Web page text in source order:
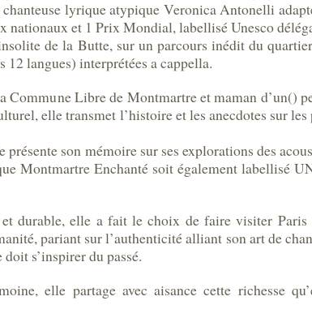
lyrique atypique Veronica Antonelli
et 1 Prix Mondial, labellisé Unesco
de la Butte, sur un parcours inédit du
12 langues) interprétées a cappella.
Libre de Montmartre et maman d’un()
elle transmet l’histoire et les anecdotes sur
son mémoire sur ses explorations des
Montmartre Enchanté soit également labellisé
durable, elle a fait le choix de faire visiter Paris
pariant sur l’authenticité alliant son art de
s’inspirer du passé.
elle partage avec aisance cette richesse